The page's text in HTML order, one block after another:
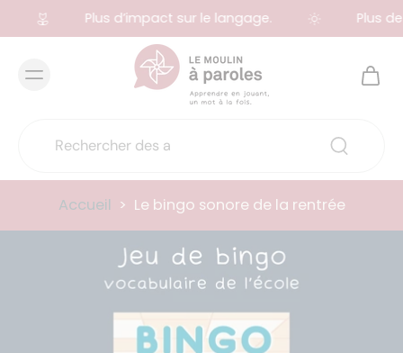
Plus d’impact sur le langage. Plus
Accueil > Le bingo sonore de la rentrée